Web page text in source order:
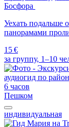
Босфора
Уехать подальше
панорамами
15 €
за группу, 1–10
6 часов
Пешком
индивидуальная